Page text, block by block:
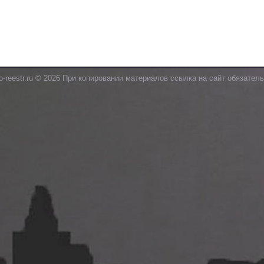
reestr.ru © 2026 При копировании материалов ссылка на сайт